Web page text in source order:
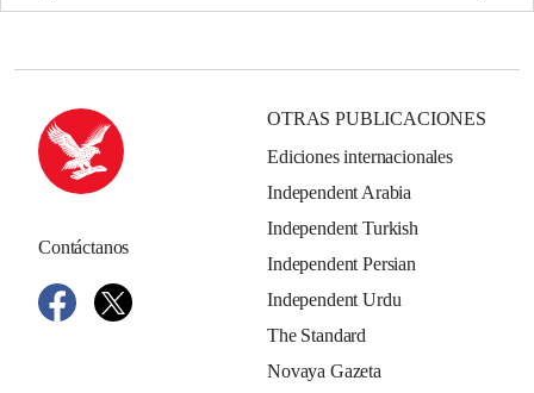
Contáctanos
OTRAS PUBLICACIONES
Ediciones internacionales
Independent Arabia
Independent Turkish
Independent Persian
Independent Urdu
The Standard
Novaya Gazeta